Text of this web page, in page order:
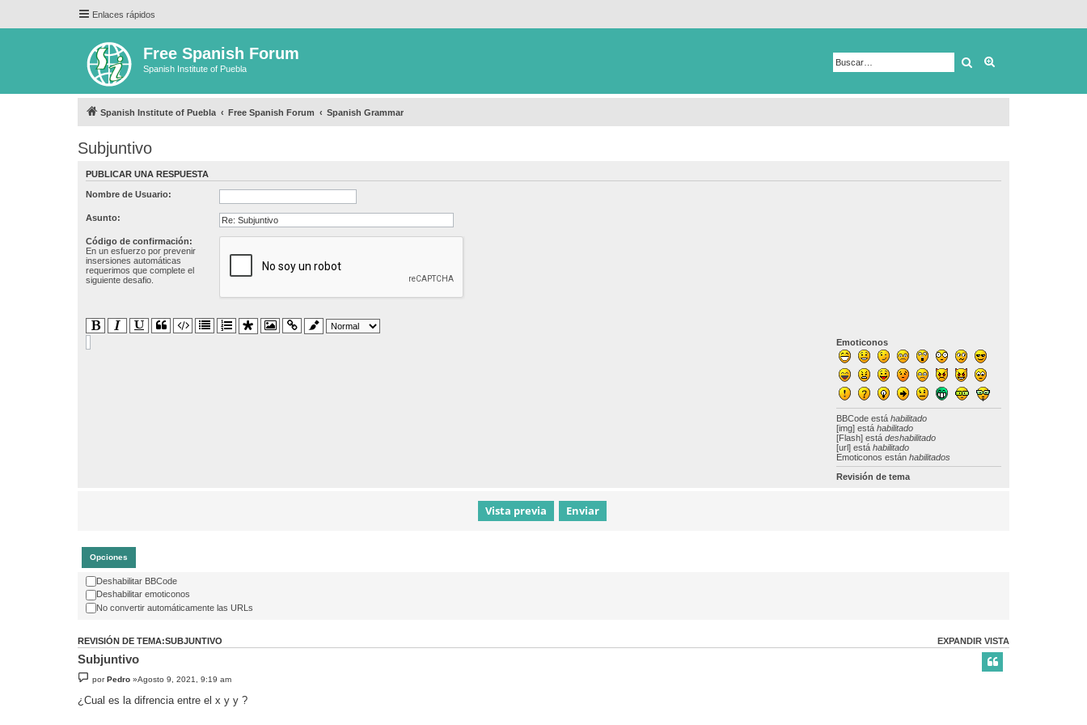
Enlaces rápidos
Free Spanish Forum
Spanish Institute of Puebla Buscar
Spanish Institute of Puebla Free Spanish Forum Spanish Grammar
Subjuntivo
PUBLICAR UNA RESPUESTA
Nombre de Usuario:
Asunto:
Código de confirmación:
En un esfuerzo por prevenir
insersiones automáticas
requerimos que complete el
siguiente desafio.
Emoticonos
BBCode estáhabilitado
[img] estáhabilitado
[Flash] estádeshabilitado
[url] estáhabilitado
Emoticonos estánhabilitados
Revisión de tema
Opciones
Deshabilitar BBCode
Deshabilitar emoticonos
No convertir automáticamente las URLs
EXPANDIR VISTA
REVISIÓN DE TEMA:SUBJUNTIVO
Subjuntivo
porPedro »Agosto 9, 2021, 9:19 am
¿Cual es la difrencia entre el x y y ?